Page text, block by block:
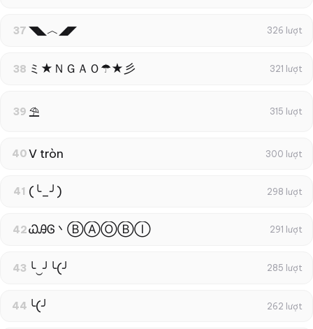
37 ◥◣︿◢◤ 326 lượt
38 ミ★ＮＧＡＯ☂★彡 321 lượt
39 ⛱ 315 lượt
40V tròn 300 lượt
41 (╰_╯) 298 lượt
42ᏇᎯᎶ丶ⒷⒶⓄⒷⒾ 291 lượt
43 ╰‿╯╰(╯ 285 lượt
44 ╰(╯ 262 lượt